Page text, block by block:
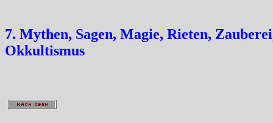
7. Mythen, Sagen, Magie, Rieten,
Okkultismus